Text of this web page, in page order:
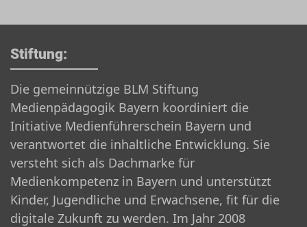
Stiftung:
Die gemeinnützige BLM Stiftung
Medienpädagogik Bayern koordiniert die
Initiative Medienführerschein Bayern und
verantwortet die inhaltliche Entwicklung. Sie
versteht sich als Dachmarke für
Medienkompetenz in Bayern und unterstützt
Kinder, Jugendliche und Erwachsene, fit für die
digitale Zukunft zu werden. Im Jahr 2008